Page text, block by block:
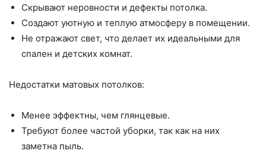
Скрывают неровности и дефекты потолка.
Создают уютную и теплую атмосферу в помещении.
Не отражают свет, что делает их идеальными для
спален и детских комнат.
Недостатки матовых потолков:
Менее эффектны, чем глянцевые.
Требуют более частой уборки, так как на них
заметна пыль.